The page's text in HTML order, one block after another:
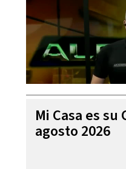
Mi Casa es su
agosto 2026